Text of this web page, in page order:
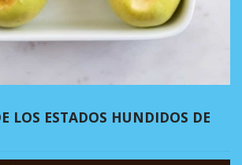
LOS ESTADOS HUNDIDOS DE